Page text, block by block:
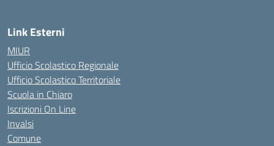
Link Esterni
MIUR
Ufficio Scolastico Regionale
Ufficio Scolastico Territoriale
Scuola in Chiaro
Iscrizioni On Line
Invalsi
Comune